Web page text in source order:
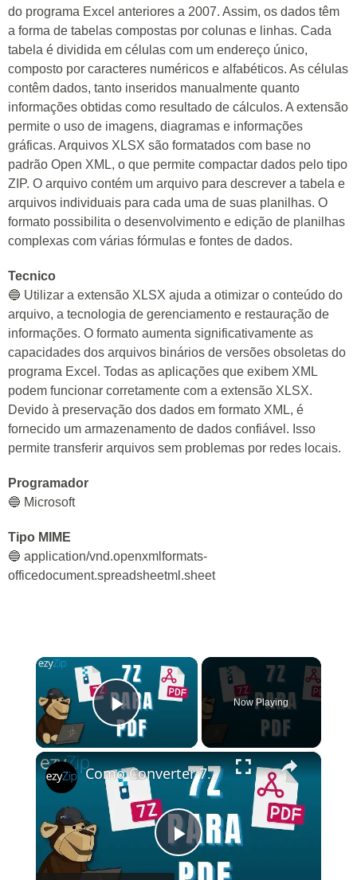
do programa Excel anteriores a 2007. Assim, os dados têm
a forma de tabelas compostas por colunas e linhas. Cada
tabela é dividida em células com um endereço único,
composto por caracteres numéricos e alfabéticos. As células
contêm dados, tanto inseridos manualmente quanto
informações obtidas como resultado de cálculos. A extensão
permite o uso de imagens, diagramas e informações
gráficas. Arquivos XLSX são formatados com base no
padrão Open XML, o que permite compactar dados pelo tipo
ZIP. O arquivo contém um arquivo para descrever a tabela e
arquivos individuais para cada uma de suas planilhas. O
formato possibilita o desenvolvimento e edição de planilhas
complexas com várias fórmulas e fontes de dados.
Tecnico
🔵 Utilizar a extensão XLSX ajuda a otimizar o conteúdo do
arquivo, a tecnologia de gerenciamento e restauração de
informações. O formato aumenta significativamente as
capacidades dos arquivos binários de versões obsoletas do
programa Excel. Todas as aplicações que exibem XML
podem funcionar corretamente com a extensão XLSX.
Devido à preservação dos dados em formato XML, é
fornecido um armazenamento de dados confiável. Isso
permite transferir arquivos sem problemas por redes locais.
Programador
🔵 Microsoft
Tipo MIME
🔵 application/vnd.openxmlformats-
officedocument.spreadsheetml.sheet
×
Play Video
Now Playing
×
Play
Como Converter 7Z para PDF Online (Guia Simples)